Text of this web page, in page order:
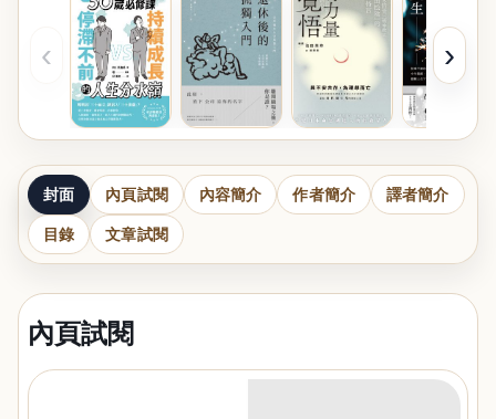
‹ ›
封面 內頁試閱 內容簡介 作者簡介 譯者簡介
目錄 文章試閱
內頁試閱